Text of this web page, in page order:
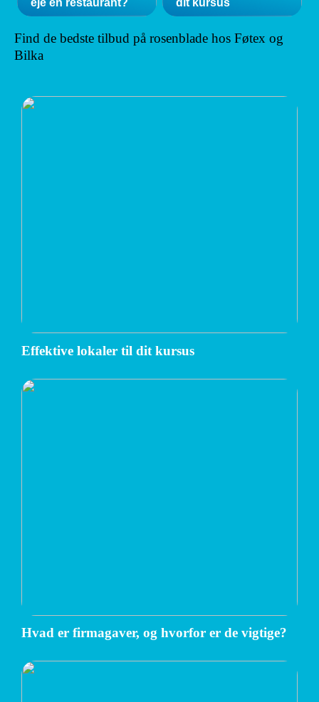
eje en restaurant?
dit kursus
Find de bedste tilbud på rosenblade hos Føtex og
Bilka
Effektive lokaler til dit kursus
Hvad er firmagaver, og hvorfor er de vigtige?